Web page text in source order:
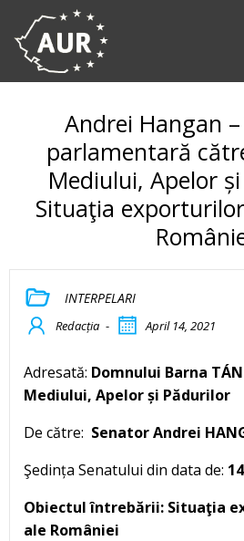
Andrei Hangan
parlamentară
Mediului, Apelor
Situaţia
INTERPELARI
Redacția - April 14, 2021
Adresată: Domnului Barna
Mediului, Apelor și Pădurilor
De către: Senator Andrei
Şedința Senatului din data de:
Obiectul întrebării: Situaţia
ale României